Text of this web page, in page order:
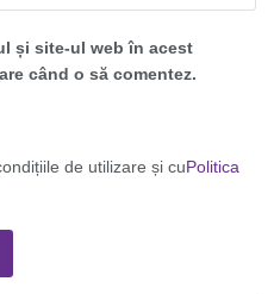
și site-ul web în acest
când o să comentez.
de utilizare și cuPolitica